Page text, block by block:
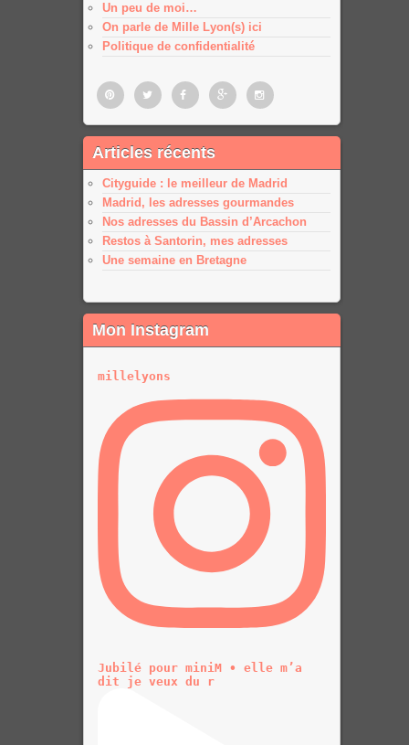
Un peu de moi…
On parle de Mille Lyon(s) ici
Politique de confidentialité
PinterestTwitter FacebookGoogle
plus
Google
Articles récents
Cityguide : le meilleur de Madrid
Madrid, les adresses gourmandes
Nos adresses du Bassin d’Arcachon
Restos à Santorin, mes adresses
Une semaine en Bretagne
Mon Instagram
millelyons
Jubilé pour miniM • elle m’a
dit je veux du r